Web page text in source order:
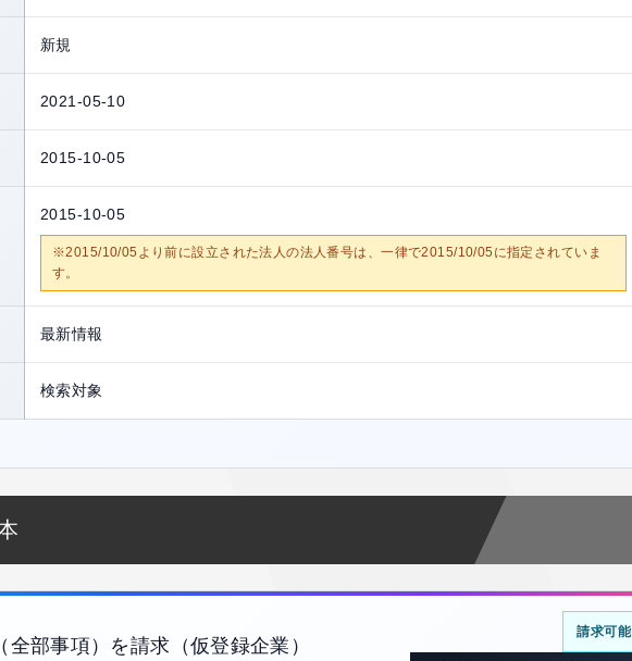
新規
2021-05-10
2015-10-05
2015-10-05
※2015/10/05より前に設立された法人の法人番号は、一律で2015/10/05に指定されていま
す。
最新情報
検索対象
部事項）を請求（仮登録企業）
請求可能